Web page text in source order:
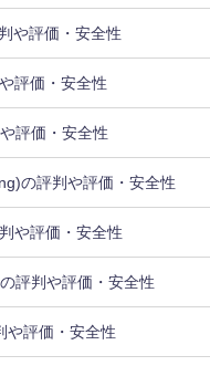
や評価・安全性
評価・安全性
評価・安全性
の評判や評価・安全性
や評価・安全性
評判や評価・安全性
や評価・安全性